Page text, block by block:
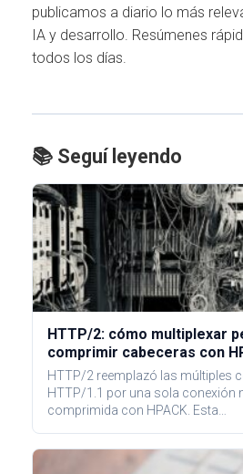
publicamos a diario lo más
IA y desarrollo. Resúmenes
todos los días.
📚 Seguí leyendo
HTTP/2: cómo multiplexar
comprimir cabeceras con
HTTP/2 reemplazó las múltiples
HTTP/1.1 por una sola conexión
comprimida con HPACK. Esta…